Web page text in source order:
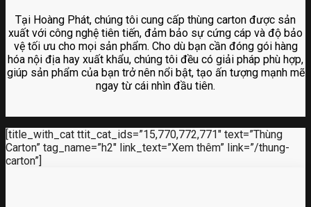
Tại Hoàng Phát, chúng tôi cung cấp thùng carton được sản
xuất với công nghệ tiên tiến, đảm bảo sự cứng cáp và độ bảo
vệ tối ưu cho mọi sản phẩm. Cho dù bạn cần đóng gói hàng
hóa nội địa hay xuất khẩu, chúng tôi đều có giải pháp phù hợp,
giúp sản phẩm của bạn trở nên nổi bật, tạo ấn tượng mạnh mẽ
ngay từ cái nhìn đầu tiên.
[title_with_cat ttit_cat_ids=”15,770,772,771″ text=”Thùng
Carton” tag_name=”h2″ link_text=”Xem thêm” link=”/thung-
carton”]